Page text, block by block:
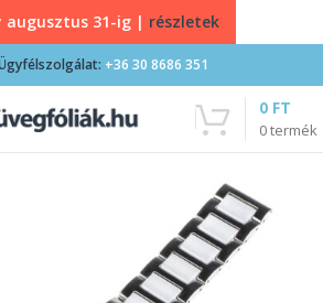
+36 30 8686 351
0termék
0 FT
augusztus 31-ig | részletek